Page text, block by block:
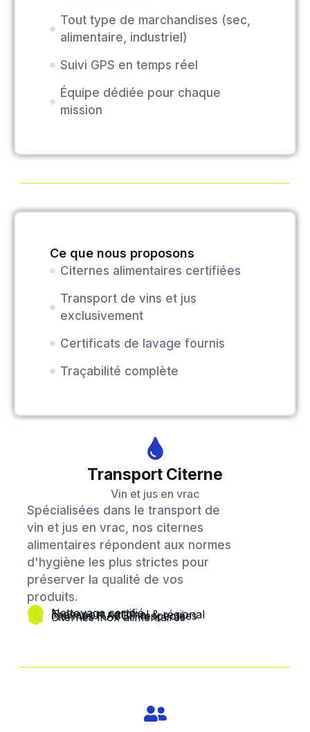
Tout type de marchandises (sec,
alimentaire, industriel)
Suivi GPS en temps réel
Équipe dédiée pour chaque
mission
Ce que nous proposons
Citernes alimentaires certifiées
Transport de vins et jus
exclusivement
Certificats de lavage fournis
Traçabilité complète
Transport Citerne
Vin et jus en vrac
Spécialisées dans le transport de
vin et jus en vrac, nos citernes
alimentaires répondent aux normes
d'hygiène les plus strictes pour
préserver la qualité de vos
produits.
Nettoyage certifié
Transport national & régional
Normes HACCP respectées
Citernes inox alimentaires